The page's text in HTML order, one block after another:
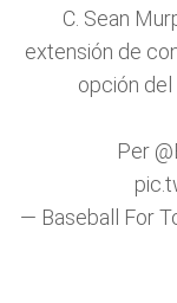
C. Sean
extensión de
opción del
Per
— Baseball For